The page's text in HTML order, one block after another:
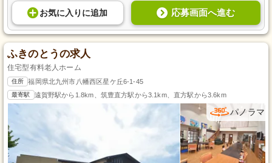
お気に入り に追加 応募画面へ進む
ふきのとうの求人
住宅型有料老人ホーム
住所 福岡県北九州市八幡西区星ケ丘6-1-45
最寄駅 遠賀野駅から1.8km、筑豊直方駅から3.1km、直方駅から3.6km
パノラマ